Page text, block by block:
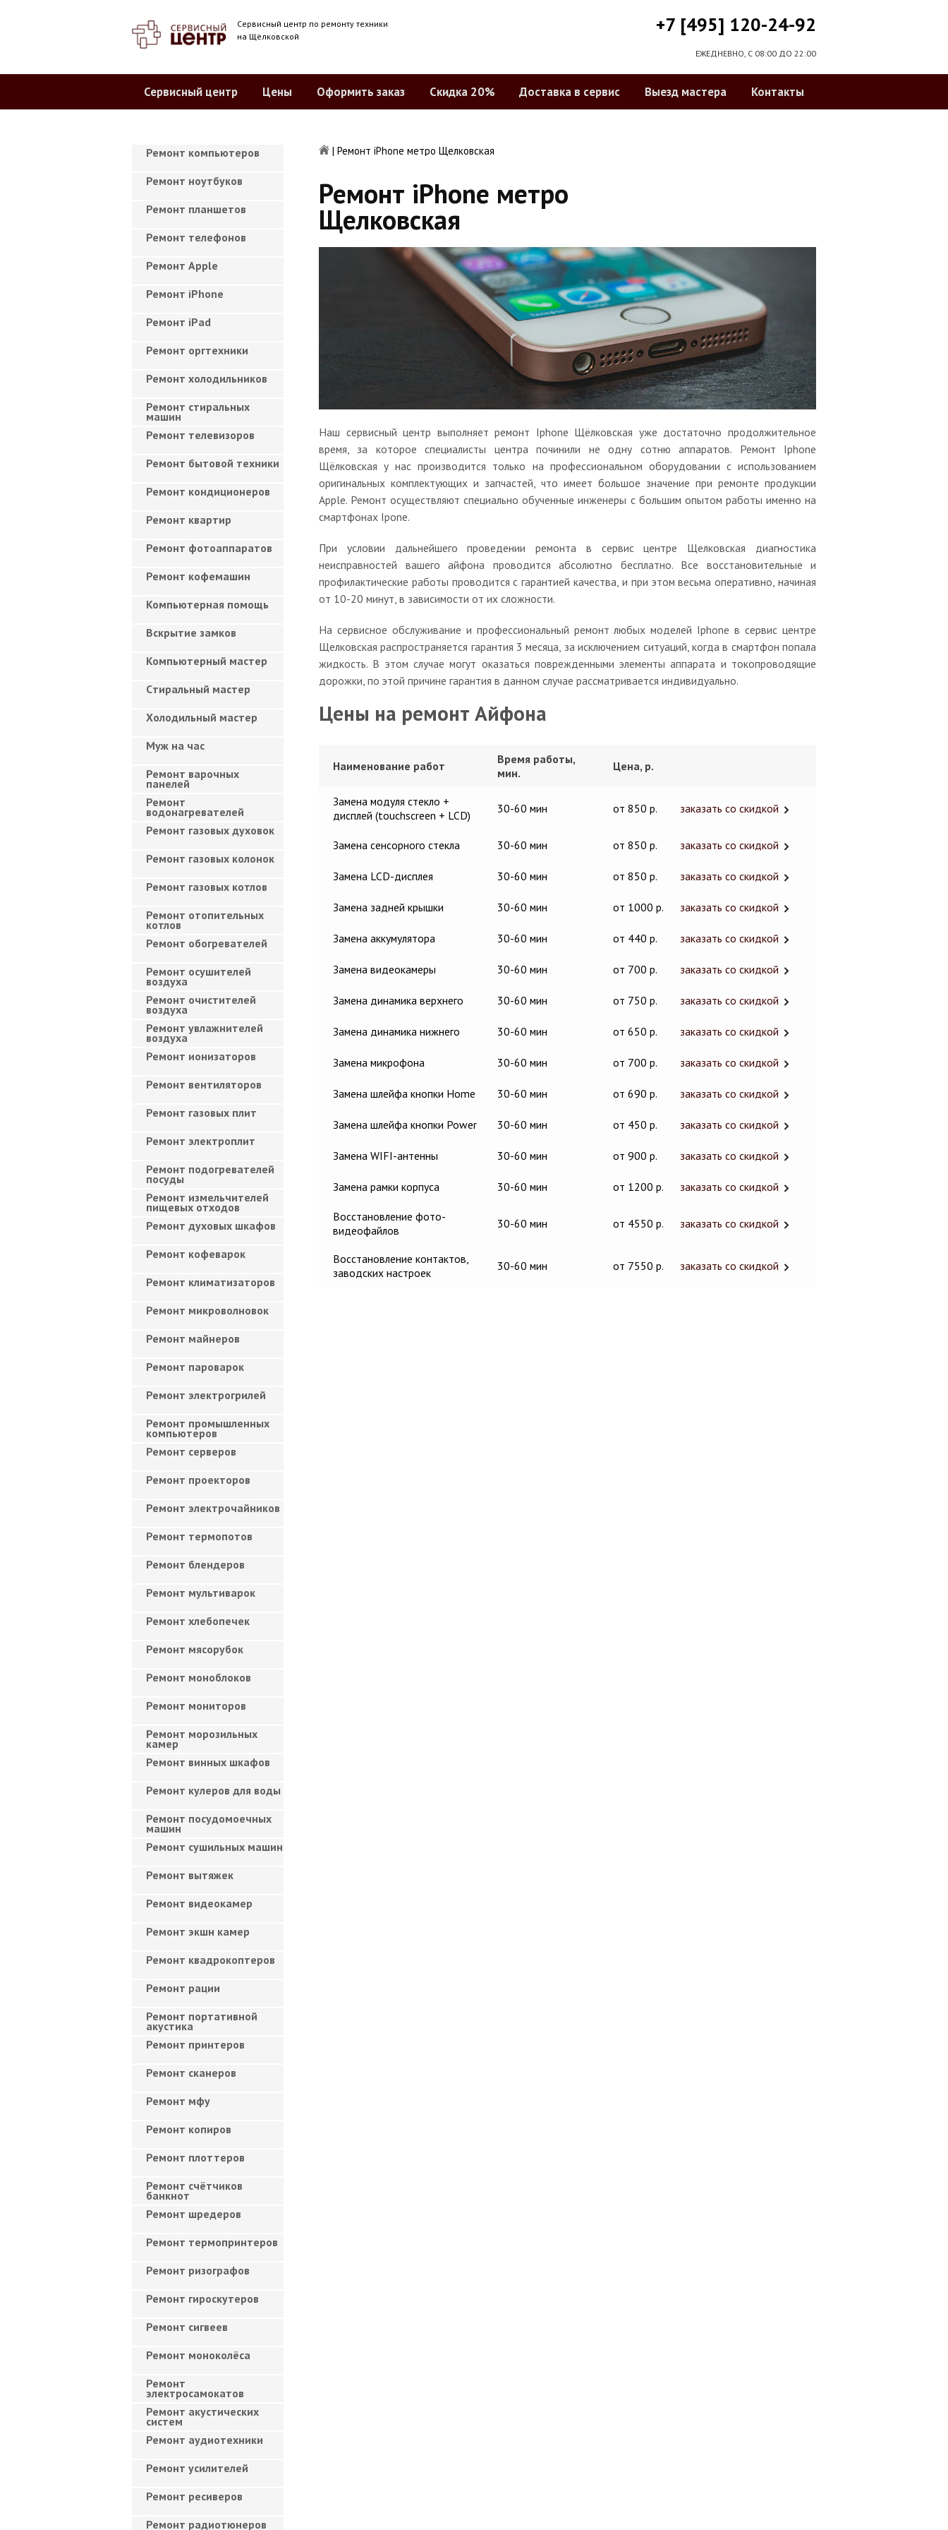
Сервисный центр по ремонту техники
на Щёлковской
+7 [495] 120-24-92
ЕЖЕДНЕВНО, С 08:00 ДО 22:00
Сервисный центр Цены Оформить заказ Скидка 20% Доставка в сервис Выезд мастера Контакты
| Ремонт iPhone метро Щелковская
Ремонт iPhone метро
Щелковская
Наш сервисный центр выполняет ремонт Iphone Щёлковская уже достаточно продолжительное
время, за которое специалисты центра починили не одну сотню аппаратов. Ремонт Iphone
Щёлковская у нас производится только на профессиональном оборудовании с использованием
оригинальных комплектующих и запчастей, что имеет большое значение при ремонте продукции
Apple. Ремонт осуществляют специально обученные инженеры с большим опытом работы именно на
смартфонах Ipone.
При условии дальнейшего проведении ремонта в сервис центре Щелковская диагностика
неисправностей вашего айфона проводится абсолютно бесплатно. Все восстановительные и
профилактические работы проводится с гарантией качества, и при этом весьма оперативно, начиная
от 10-20 минут, в зависимости от их сложности.
На сервисное обслуживание и профессиональный ремонт любых моделей Iphone в сервис центре
Щелковская распространяется гарантия 3 месяца, за исключением ситуаций, когда в смартфон попала
жидкость. В этом случае могут оказаться поврежденными элементы аппарата и токопроводящие
дорожки, по этой причине гарантия в данном случае рассматривается индивидуально.
Цены на ремонт Айфона
Наименование работ
Время работы,
мин.
Цена, р.
Замена модуля стекло +
дисплей (touchscreen + LCD)
30-60 мин от 850 р. заказать со скидкой
Замена сенсорного стекла 30-60 мин от 850 р. заказать со скидкой
Замена LCD-дисплея 30-60 мин от 850 р. заказать со скидкой
Замена задней крышки 30-60 мин от 1000 р. заказать со скидкой
Замена аккумулятора 30-60 мин от 440 р. заказать со скидкой
Замена видеокамеры 30-60 мин от 700 р. заказать со скидкой
Замена динамика верхнего 30-60 мин от 750 р. заказать со скидкой
Замена динамика нижнего 30-60 мин от 650 р. заказать со скидкой
Замена микрофона 30-60 мин от 700 р. заказать со скидкой
Замена шлейфа кнопки Home 30-60 мин от 690 р. заказать со скидкой
Замена шлейфа кнопки Power 30-60 мин от 450 р. заказать со скидкой
Замена WIFI-антенны 30-60 мин от 900 р. заказать со скидкой
Замена рамки корпуса 30-60 мин от 1200 р. заказать со скидкой
Восстановление фото-
видеофайлов
30-60 мин от 4550 р. заказать со скидкой
Восстановление контактов,
заводских настроек
30-60 мин от 7550 р. заказать со скидкой
Ремонт компьютеров
Ремонт ноутбуков
Ремонт планшетов
Ремонт телефонов
Ремонт Apple
Ремонт iPhone
Ремонт iPad
Ремонт оргтехники
Ремонт холодильников
Ремонт стиральных
машин
Ремонт телевизоров
Ремонт бытовой техники
Ремонт кондиционеров
Ремонт квартир
Ремонт фотоаппаратов
Ремонт кофемашин
Компьютерная помощь
Вскрытие замков
Компьютерный мастер
Cтиральный мастер
Холодильный мастер
Муж на час
Ремонт варочных
панелей
Ремонт
водонагревателей
Ремонт газовых духовок
Ремонт газовых колонок
Ремонт газовых котлов
Ремонт отопительных
котлов
Ремонт обогревателей
Ремонт осушителей
воздуха
Ремонт очистителей
воздуха
Ремонт увлажнителей
воздуха
Ремонт ионизаторов
Ремонт вентиляторов
Ремонт газовых плит
Ремонт электроплит
Ремонт подогревателей
посуды
Ремонт измельчителей
пищевых отходов
Ремонт духовых шкафов
Ремонт кофеварок
Ремонт климатизаторов
Ремонт микроволновок
Ремонт майнеров
Ремонт пароварок
Ремонт электрогрилей
Ремонт промышленных
компьютеров
Ремонт серверов
Ремонт проекторов
Ремонт электрочайников
Ремонт термопотов
Ремонт блендеров
Ремонт мультиварок
Ремонт хлебопечек
Ремонт мясорубок
Ремонт моноблоков
Ремонт мониторов
Ремонт морозильных
камер
Ремонт винных шкафов
Ремонт кулеров для воды
Ремонт посудомоечных
машин
Ремонт сушильных машин
Ремонт вытяжек
Ремонт видеокамер
Ремонт экшн камер
Ремонт квадрокоптеров
Ремонт рации
Ремонт портативной
акустика
Ремонт принтеров
Ремонт сканеров
Ремонт мфу
Ремонт копиров
Ремонт плоттеров
Ремонт счётчиков
банкнот
Ремонт шредеров
Ремонт термопринтеров
Ремонт ризографов
Ремонт гироскутеров
Ремонт сигвеев
Ремонт моноколёса
Ремонт
электросамокатов
Ремонт акустических
систем
Ремонт аудиотехники
Ремонт усилителей
Ремонт ресиверов
Ремонт радиотюнеров